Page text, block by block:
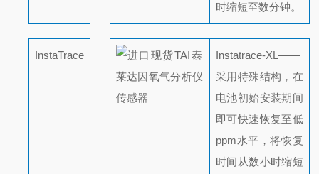
时缩短至数分钟。
InstaTrace
Instatrace-XL——
采用特殊结构，在
电池初始安装期间
即可快速恢复至低
ppm水平，将恢复
时间从数小时缩短